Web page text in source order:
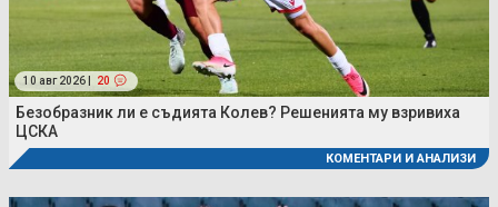
10 авг 2026 | 20
Безобразник ли е съдията Колев? Решенията му взривиха
ЦСКА
КОМЕНТАРИ И АНАЛИЗИ